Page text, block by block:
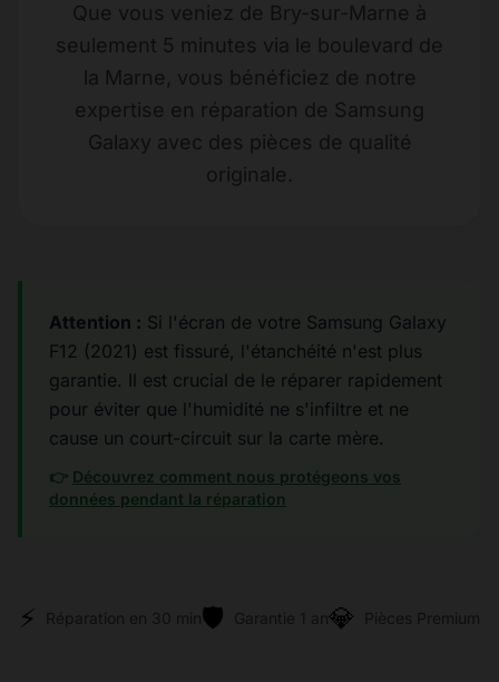
Que vous veniez de Bry-sur-Marne à
seulement 5 minutes via le boulevard de
la Marne, vous bénéficiez de notre
expertise en réparation de Samsung
Galaxy avec des pièces de qualité
originale.
Attention : Si l'écran de votre Samsung Galaxy
F12 (2021) est fissuré, l'étanchéité n'est plus
garantie. Il est crucial de le réparer rapidement
pour éviter que l'humidité ne s'infiltre et ne
cause un court-circuit sur la carte mère.
👉 Découvrez comment nous protégeons vos
données pendant la réparation
⚡ Réparation en 30 min🛡️ Garantie 1 an💎 Pièces Premium